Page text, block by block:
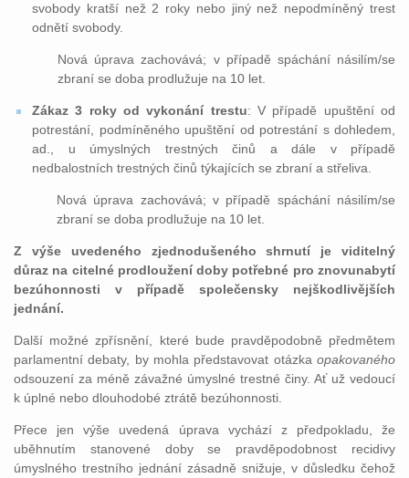
svobody kratší než 2 roky nebo jiný než nepodmíněný trest
odnětí svobody.
Nová úprava zachovává; v případě spáchání násilím/se
zbraní se doba prodlužuje na 10 let.
Zákaz 3 roky od vykonání trestu: V případě upuštění od
potrestání, podmíněného upuštění od potrestání s dohledem,
ad., u úmyslných trestných činů a dále v případě
nedbalostních trestných činů týkajících se zbraní a střeliva.
Nová úprava zachovává; v případě spáchání násilím/se
zbraní se doba prodlužuje na 10 let.
Z výše uvedeného zjednodušeného shrnutí je viditelný
důraz na citelné prodloužení doby potřebné pro znovunabytí
bezúhonnosti v případě společensky nejškodlivějších
jednání.
Další možné zpřísnění, které bude pravděpodobně předmětem
parlamentní debaty, by mohla představovat otázka opakovaného
odsouzení za méně závažné úmyslné trestné činy. Ať už vedoucí
k úplné nebo dlouhodobé ztrátě bezúhonnosti.
Přece jen výše uvedená úprava vychází z předpokladu, že
uběhnutím stanovené doby se pravděpodobnost recidivy
úmyslného trestního jednání zásadně snižuje, v důsledku čehož